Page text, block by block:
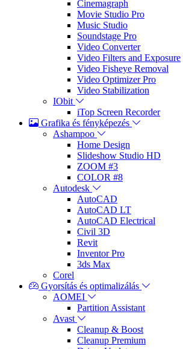
Cinemagraph
Movie Studio Pro
Music Studio
Soundstage Pro
Video Converter
Video Filters and Exposure
Video Fisheye Removal
Video Optimizer Pro
Video Stabilization
IObit
iTop Screen Recorder
Grafika és fényképezés
Ashampoo
Home Design
Slideshow Studio HD
ZOOM #3
COLOR #8
Autodesk
AutoCAD
AutoCAD LT
AutoCAD Electrical
Civil 3D
Revit
Inventor Pro
3ds Max
Corel
Gyorsítás és optimalizálás
AOMEI
Partition Assistant
Avast
Cleanup & Boost
Cleanup Premium